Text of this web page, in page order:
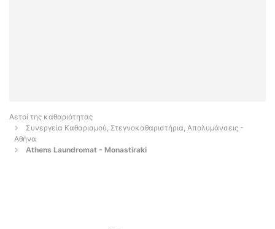
Αετοί της καθαριότητας
Συνεργεία Καθαρισμού, Στεγνοκαθαριστήρια, Απολυμάνσεις -
Αθήνα
Athens Laundromat - Monastiraki